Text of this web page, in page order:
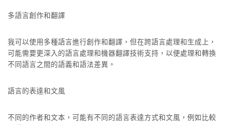
多語言創作和翻譯
我可以使用多種語言進行創作和翻譯，但在跨語言處理和生成上，
可能需要更深入的語言處理和機器翻譯技術支持，以便處理和轉換
不同語言之間的語義和語法差異。
語言的表達和文風
不同的作者和文本，可能有不同的語言表達方式和文風，例如比較